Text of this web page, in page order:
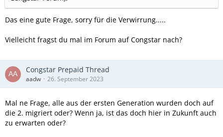
Das eine gute Frage, sorry für die Verwirrung.....
Vielleicht fragst du mal im Forum auf Congstar nach?
Congstar Prepaid Thread
aadw 26. September 2023
Mal ne Frage, alle aus der ersten Generation wurden doch auf
die 2. migriert oder? Wenn ja, ist das doch hier in Zukunft auch
zu erwarten oder?